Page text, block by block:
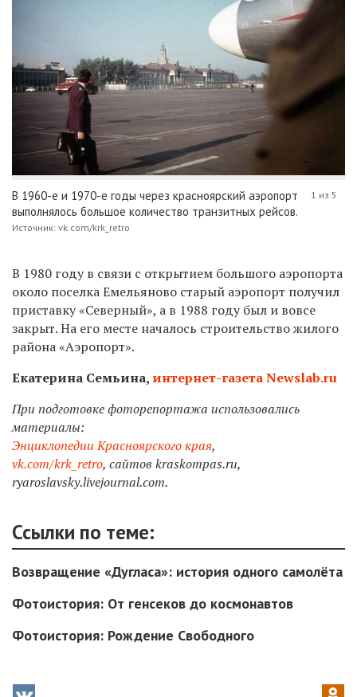
В 1960-е и 1970-е годы через красноярский аэропорт
выполнялось большое количество транзитных рейсов.
Источник: vk.com/krk_retro
1 из 5
В 1980 году в связи с открытием большого аэропорта
около поселка Емельяново старый аэропорт получил
приставку «Северный», а в 1988 году был и вовсе
закрыт. На его месте началось строительство жилого
района «Аэропорт».
Екатерина Семьина, интернет-газета Newslab.ru
При подготовке фоторепортажа использовались
материалы:
Энциклопедии Красноярского края,
vk.com/krk_retro, сайтов kraskompas.ru,
ryaroslavsky.livejournal.com.
Ссылки по теме:
Возвращение «Дугласа»: история одного самолёта
Фотоистория: От генсеков до космонавтов
Фотоистория: Рождение Свободного